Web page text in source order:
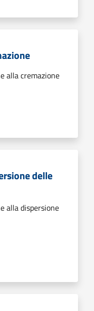
alla cremazione
delle
alla dispersione